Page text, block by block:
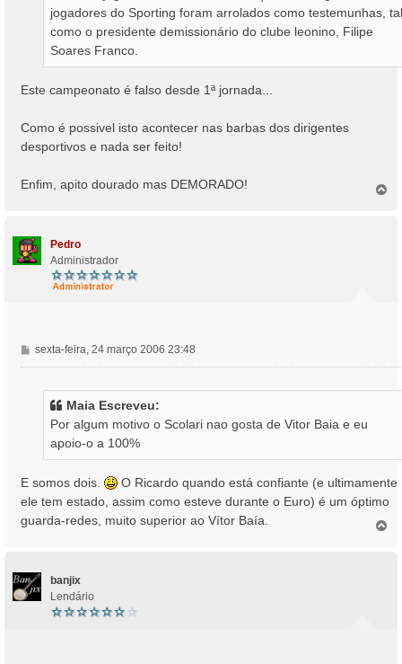
jogadores do Sporting foram arrolados como testemunhas, tal
como o presidente demissionário do clube leonino, Filipe
Soares Franco.
Este campeonato é falso desde 1ª jornada...
Como é possivel isto acontecer nas barbas dos dirigentes
desportivos e nada ser feito!
Enfim, apito dourado mas DEMORADO!
Pedro
Administrador
M
e
sexta-feira, 24 março 2006 23:48
Maia Escreveu:
Por algum motivo o Scolari nao gosta de Vitor Baia e eu
apoio-o a 100%
E somos dois.
O Ricardo quando está confiante (e ultimamente
ele tem estado, assim como esteve durante o Euro) é um óptimo
guarda-redes, muito superior ao Vítor Baía.
banjix
Lendário